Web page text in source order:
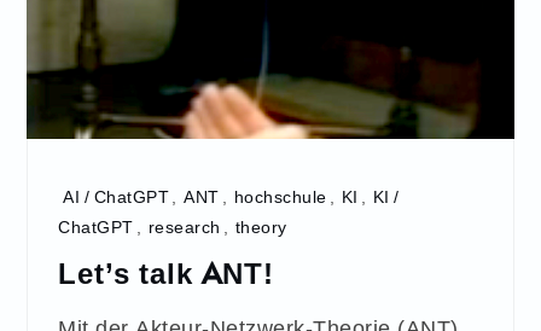
AI / ChatGPT ANT hochschule KI
KI /
ChatGPT
research theory
Let’s talk ANT!